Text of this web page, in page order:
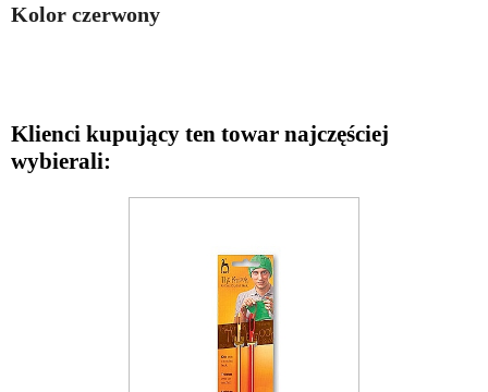
Kolor czerwony
Klienci kupujący ten towar najczęściej
wybierali: